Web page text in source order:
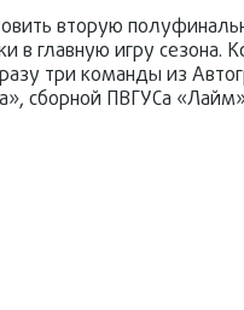
вторую
главную игру сезона.
три команды из
сборной ПВГУСа